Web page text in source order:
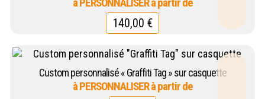
140,00 €
Custom personnalisé « Graffiti Tag » sur casquette